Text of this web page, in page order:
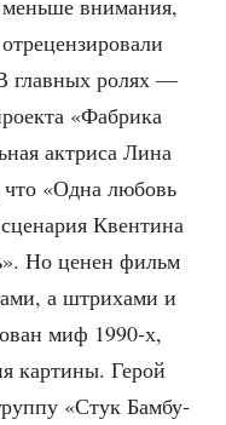
глав­ных ролях —
«Фаб­ри­ка
актри­са Лина
«Одна любовь
Квен­ти­на
Но ценен фильм
а штри­ха­ми и
миф 1990‑х,
кар­ти­ны. Герой
«Стук Бам­бу­